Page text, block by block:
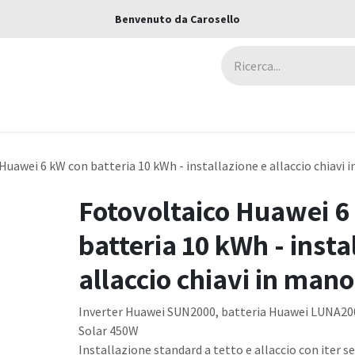
Benvenuto da Carosello
6 kW con batteria 10 kWh - installazione e allaccio chiavi
Fotovoltaico Huawei 6
batteria 10 kWh -
allaccio chiavi in mano
Inverter Huawei SUN2000, batteria Huawei
Solar 450W
Installazione standard a tetto e allaccio con iter